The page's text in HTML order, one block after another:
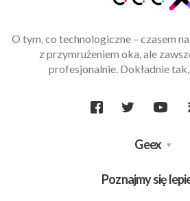
O tym, co technologiczne – czasem
z przymrużeniem oka, ale
profesjonalnie. Dokładnie
Geex
Poznajmy się